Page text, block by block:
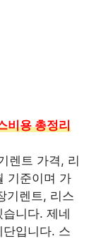
비용 총정리
렌트 가격, 리
기준이며 가
기렌트, 리스
니다. 제네
입니다. 스